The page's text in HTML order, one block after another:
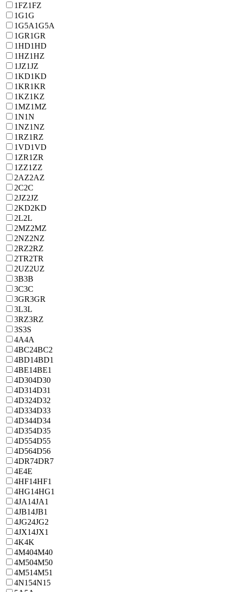
1FZ1FZ
1G1G
1G5A1G5A
1GR1GR
1HD1HD
1HZ1HZ
1JZ1JZ
1KD1KD
1KR1KR
1KZ1KZ
1MZ1MZ
1N1N
1NZ1NZ
1RZ1RZ
1VD1VD
1ZR1ZR
1ZZ1ZZ
2AZ2AZ
2C2C
2JZ2JZ
2KD2KD
2L2L
2MZ2MZ
2NZ2NZ
2RZ2RZ
2TR2TR
2UZ2UZ
3B3B
3C3C
3GR3GR
3L3L
3RZ3RZ
3S3S
4A4A
4BC24BC2
4BD14BD1
4BE14BE1
4D304D30
4D314D31
4D324D32
4D334D33
4D344D34
4D354D35
4D554D55
4D564D56
4DR74DR7
4E4E
4HF14HF1
4HG14HG1
4JA14JA1
4JB14JB1
4JG24JG2
4JX14JX1
4K4K
4M404M40
4M504M50
4M514M51
4N154N15